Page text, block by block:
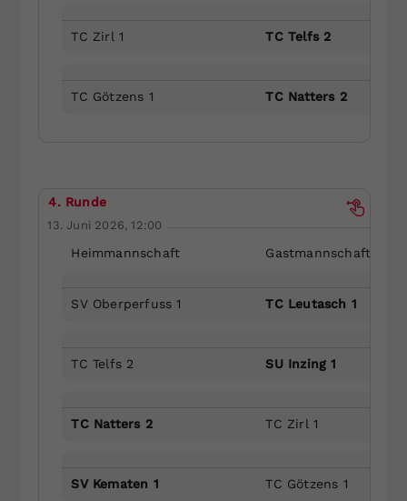
TC Zirl 1 TC Telfs 2
TC Götzens 1 TC Natters 2
4. Runde
13. Juni 2026, 12:00
Heimmannschaft Gastmannschaft
SV Oberperfuss 1 TC Leutasch 1
TC Telfs 2 SU Inzing 1
TC Natters 2 TC Zirl 1
SV Kematen 1 TC Götzens 1